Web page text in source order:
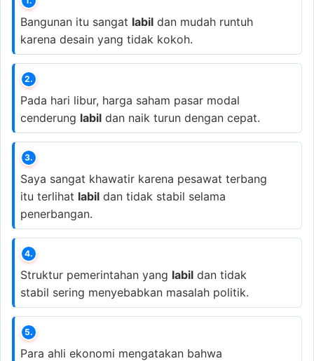
Bangunan itu sangat labil dan mudah runtuh
karena desain yang tidak kokoh.
2.
Pada hari libur, harga saham pasar modal
cenderung labil dan naik turun dengan cepat.
3.
Saya sangat khawatir karena pesawat terbang
itu terlihat labil dan tidak stabil selama
penerbangan.
4.
Struktur pemerintahan yang labil dan tidak
stabil sering menyebabkan masalah politik.
5.
Para ahli ekonomi mengatakan bahwa